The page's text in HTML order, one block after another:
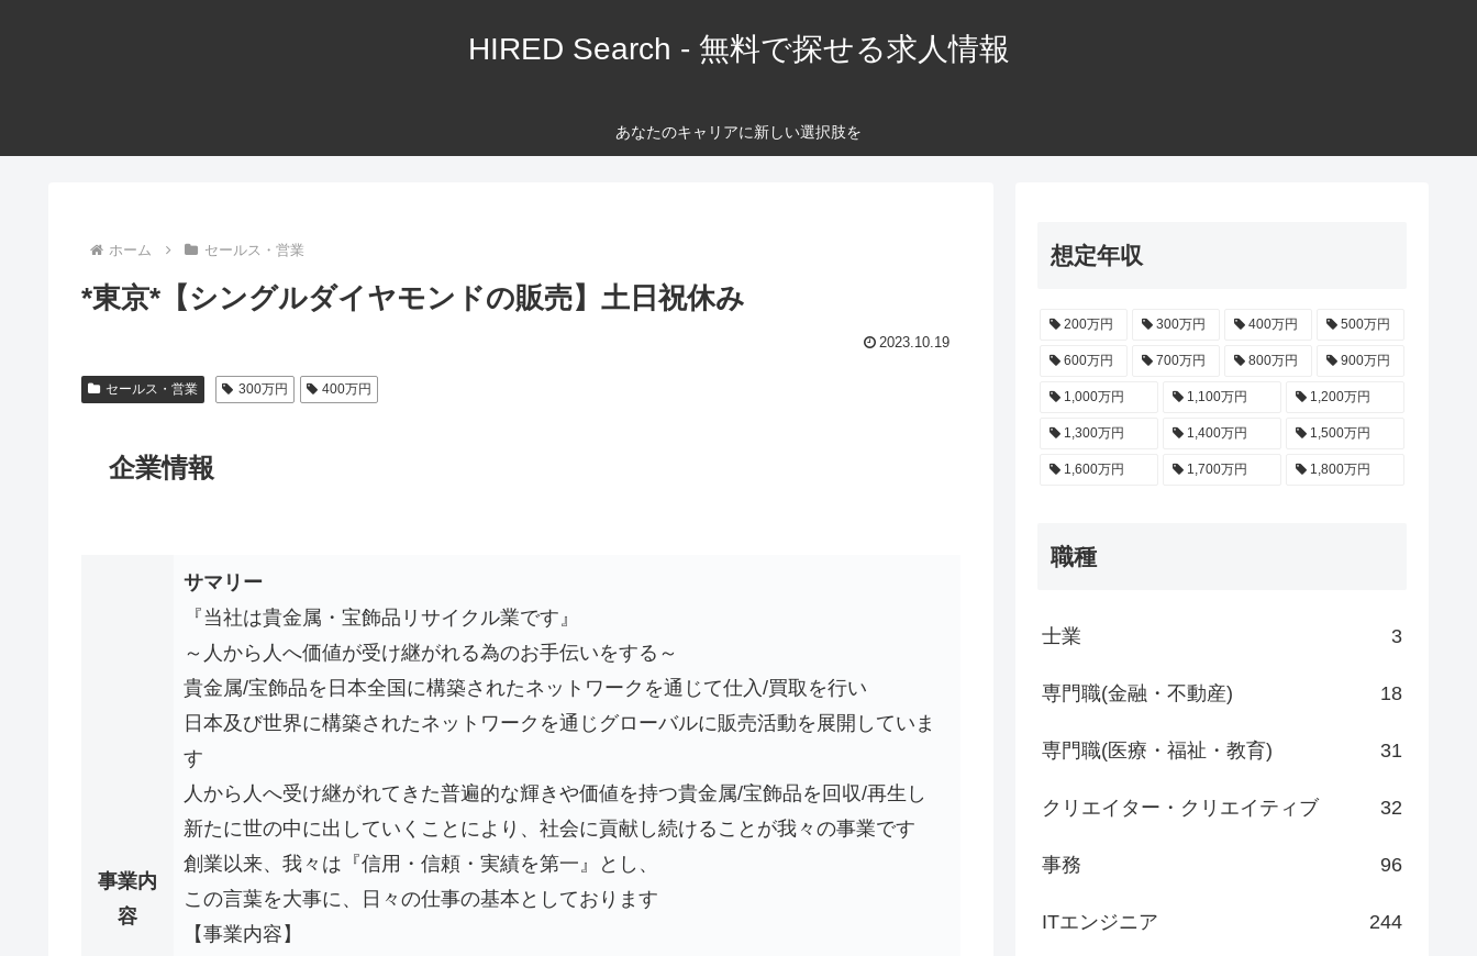
HIRED Search - 無料で探せる求人情報
あなたのキャリアに新しい選択肢を
ホーム セールス・営業
*東京*【シングルダイヤモンドの販売】土日祝休み
2023.10.19
セールス・営業 300万円 400万円
企業情報
事業内
容
サマリー
『当社は貴金属・宝飾品リサイクル業です』
～人から人へ価値が受け継がれる為のお手伝いをする～
貴金属/宝飾品を日本全国に構築されたネットワークを通じて仕入/買取を行い
日本及び世界に構築されたネットワークを通じグローバルに販売活動を展開していま
す
人から人へ受け継がれてきた普遍的な輝きや価値を持つ貴金属/宝飾品を回収/再生し
新たに世の中に出していくことにより、社会に貢献し続けることが我々の事業です
創業以来、我々は『信用・信頼・実績を第一』とし、
この言葉を大事に、日々の仕事の基本としております
【事業内容】
想定年収
200万円 300万円 400万円 500万円
600万円 700万円 800万円 900万円
1,000万円 1,100万円 1,200万円
1,300万円 1,400万円 1,500万円
1,600万円 1,700万円 1,800万円
職種
士業 3
専門職(金融・不動産) 18
専門職(医療・福祉・教育) 31
クリエイター・クリエイティブ 32
事務 96
ITエンジニア 244